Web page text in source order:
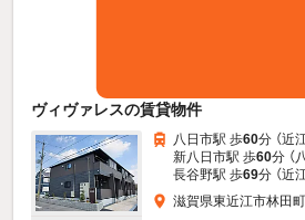
ヴィヴァレスの賃貸物件
八日市駅 歩60分 （近
新八日市駅 歩60分 （
長谷野駅 歩69分 （近
滋賀県東近江市林田